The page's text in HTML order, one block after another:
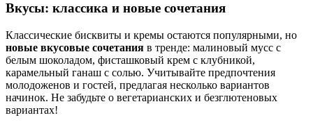
Вкусы: классика и новые сочетания
Классические бисквиты и кремы остаются популярными, но
новые вкусовые сочетания в тренде: малиновый мусс с
белым шоколадом, фисташковый крем с клубникой,
карамельный ганаш с солью. Учитывайте предпочтения
молодоженов и гостей, предлагая несколько вариантов
начинок. Не забудьте о вегетарианских и безглютеновых
вариантах!